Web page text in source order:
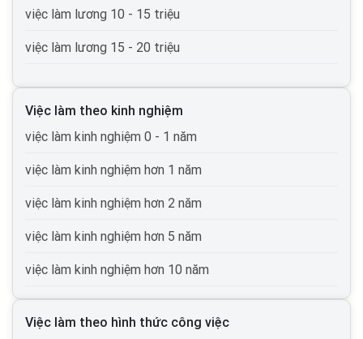
việc làm Giáo dục, đào tạo
việc làm Điện tử viễn thông
việc làm Bưu chính viễn thông
việc làm Xuất nhập khẩu
việc làm lương 10 - 15 triệu
việc làm lương 15 - 20 triệu
việc làm lương trên 30 triệu
việc làm lương trên 50 triệu
việc làm lương trên 100 triệu
Việc làm theo kinh nghiệm
việc làm kinh nghiệm 0 - 1 năm
việc làm kinh nghiệm hơn 1 năm
việc làm kinh nghiệm hơn 2 năm
việc làm kinh nghiệm hơn 5 năm
việc làm kinh nghiệm hơn 10 năm
Việc làm theo hình thức công việc